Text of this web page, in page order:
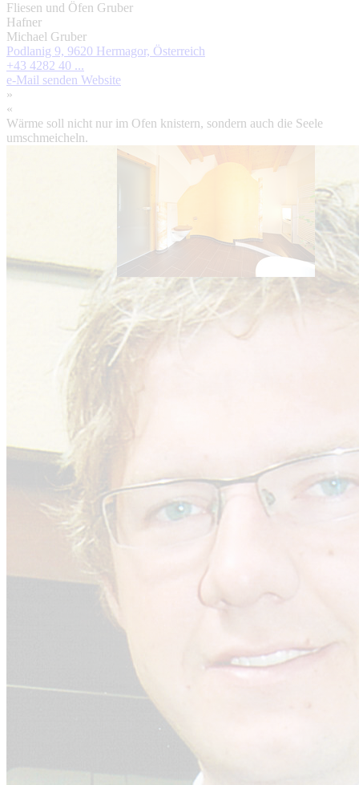
Fliesen und Öfen Gruber
Hafner
Michael Gruber
Podlanig 9, 9620 Hermagor, Österreich
+43 4282 40 ...
e-Mail senden Website
»
«
Wärme soll nicht nur im Ofen knistern, sondern auch die Seele
umschmeicheln.